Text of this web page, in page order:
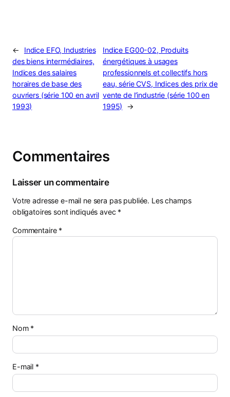
←
Indice EFO, Industries
des biens intermédiaires,
Indices des salaires
horaires de base des
ouvriers (série 100 en avril
1993)
Indice EG00-02, Produits
énergétiques à usages
professionnels et collectifs hors
eau, série CVS, Indices des prix de
vente de l’industrie (série 100 en
1995)
→
Commentaires
Laisser un commentaire
Votre adresse e-mail ne sera pas publiée. Les champs
obligatoires sont indiqués avec *
Commentaire *
Nom *
E-mail *